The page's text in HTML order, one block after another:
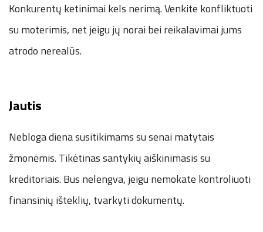
Konkurentų ketinimai kels nerimą. Venkite konfliktuoti
su moterimis, net jeigu jų norai bei reikalavimai jums
atrodo nerealūs.
Jautis
Nebloga diena susitikimams su senai matytais
žmonėmis. Tikėtinas santykių aiškinimasis su
kreditoriais. Bus nelengva, jeigu nemokate kontroliuoti
finansinių išteklių, tvarkyti dokumentų.